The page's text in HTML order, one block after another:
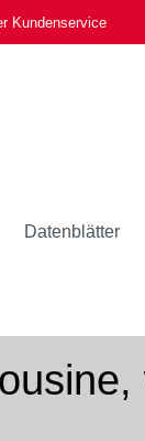
Kundenservice
Datenblätter